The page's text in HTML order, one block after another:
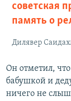
советская
память о
Дилявер
Он отметил,
бабушкой и
ничего не